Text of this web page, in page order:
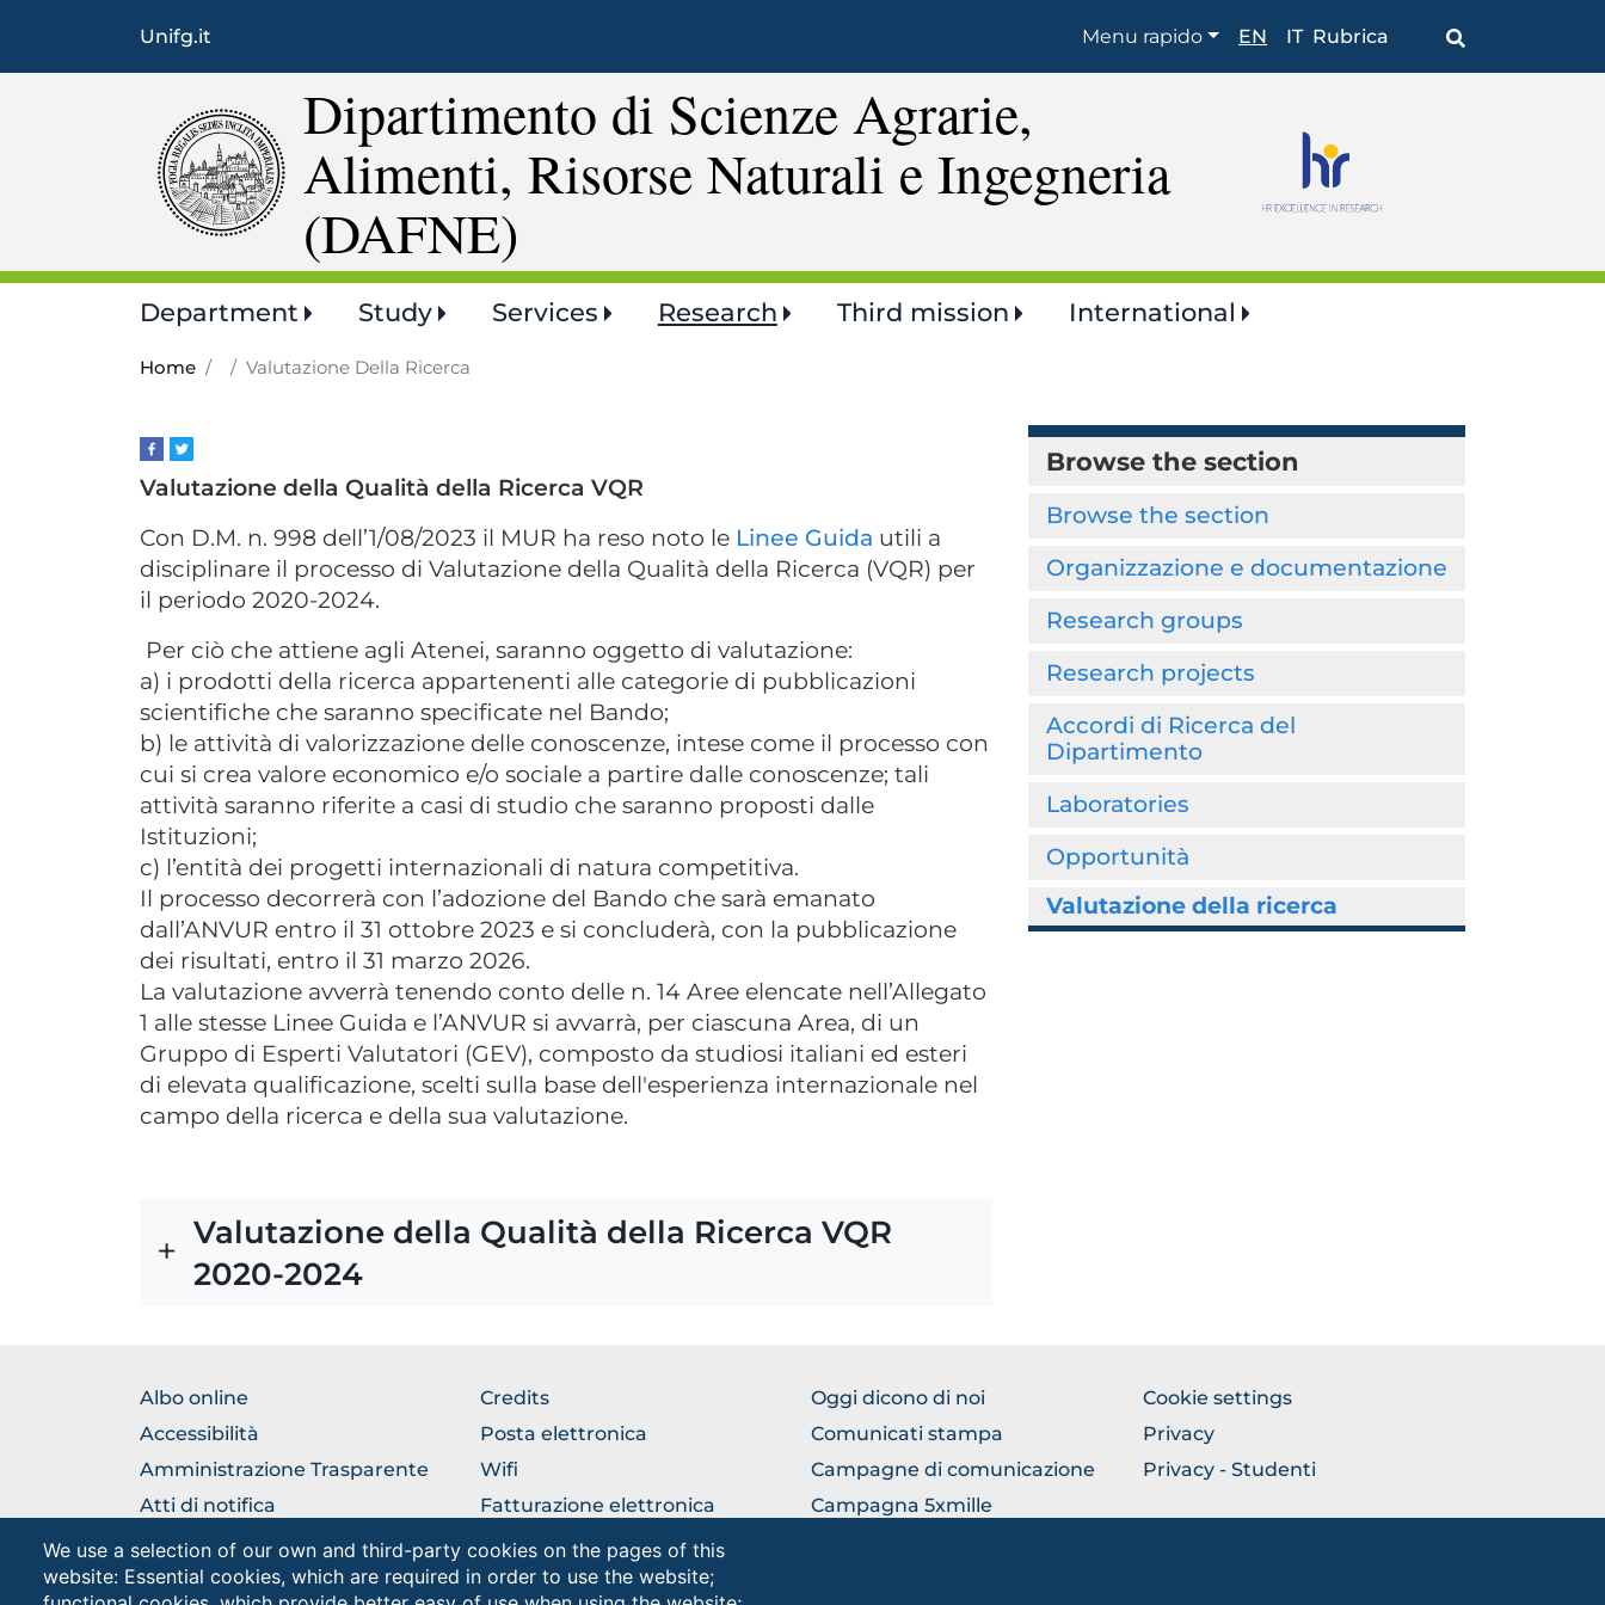
main
content
Unifg.it
Browse
the
Menu rapido EN IT Rubrica
Dipartimento di Scienze Agrarie,
Alimenti, Risorse Naturali e Ingegneria
(DAFNE)
Main
navigation
Department Study Services Research Third mission International
Home Valutazione Della Ricerca
We use a selection of our own and third-party cookies on the pages of this
website: Essential cookies, which are required in order to use the website;
Valutazione della Qualità della Ricerca VQR
Con D.M. n. 998 dell’1/08/2023 il MUR ha reso noto le Linee Guida utili a
disciplinare il processo di Valutazione della Qualità della Ricerca (VQR) per
il periodo 2020-2024.
Per ciò che attiene agli Atenei, saranno oggetto di valutazione:
a) i prodotti della ricerca appartenenti alle categorie di pubblicazioni
scientifiche che saranno specificate nel Bando;
b) le attività di valorizzazione delle conoscenze, intese come il processo con
cui si crea valore economico e/o sociale a partire dalle conoscenze; tali
attività saranno riferite a casi di studio che saranno proposti dalle
Istituzioni;
c) l’entità dei progetti internazionali di natura competitiva.
Il processo decorrerà con l’adozione del Bando che sarà emanato
dall’ANVUR entro il 31 ottobre 2023 e si concluderà, con la pubblicazione
dei risultati, entro il 31 marzo 2026.
La valutazione avverrà tenendo conto delle n. 14 Aree elencate nell’Allegato
1 alle stesse Linee Guida e l’ANVUR si avvarrà, per ciascuna Area, di un
Gruppo di Esperti Valutatori (GEV), composto da studiosi italiani ed esteri
di elevata qualificazione, scelti sulla base dell'esperienza internazionale nel
campo della ricerca e della sua valutazione.
Valutazione della Qualità della Ricerca VQR
2020-2024
Browse the section
Browse the section
Organizzazione e documentazione
Research groups
Research projects
Accordi di Ricerca del
Dipartimento
Laboratories
Opportunità
Valutazione della ricerca
BROWSE
THE
SECTION
Albo online
Accessibilità
Amministrazione Trasparente
Atti di notifica
Rubrica
Come raggiungerci
BROWSE
THE
SECTION
Credits
Posta elettronica
Wifi
Fatturazione elettronica
URP Ufficio Relazioni con il
Pubblico
BROWSE
THE
SECTION
Oggi dicono di noi
Comunicati stampa
Campagne di comunicazione
Campagna 5xmille
BROWSE
THE
SECTION
Cookie settings
Privacy
Privacy - Studenti